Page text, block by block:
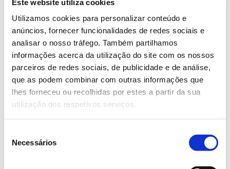
Este website utiliza cookies
Utilizamos cookies para personalizar conteúdo e
anúncios, fornecer funcionalidades de redes sociais e
analisar o nosso tráfego. Também partilhamos
informações acerca da utilização do site com os nossos
parceiros de redes sociais, de publicidade e de análise,
que as podem combinar com outras informações que
lhes forneceu ou recolhidas por estes a partir da sua
utilização dos respetivos serviços.
Necessários
–Serviços de Provisão– produtos obtidos dos
ecossistemas para alimento (como as culturas
agrícolas e a criação de animais) e os materiais
(fibras e outros recursos provenientes de plantas,
algas e animais).
– Serviços de Regulação e Manutenção– benefícios
obtidos por manutenção das condições físicas,
químicas e biológicas como o sequestro de carbono
–Serviços Culturais
intelectuais com os ecossistemas e paisagens, como